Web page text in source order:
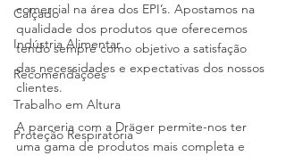
Calçado
Indústria Alimentar
Recomendações
Trabalho em Altura
Proteção Respiratória
comercial na área dos EPI’s. Apostamos na
qualidade dos produtos que oferecemos
tendo sempre como objetivo a satisfação
das necessidades e expectativas dos nossos
clientes.
A parceria com a Dräger permite-nos ter
uma gama de produtos mais completa e